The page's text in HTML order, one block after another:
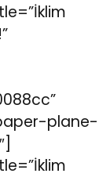
plane-